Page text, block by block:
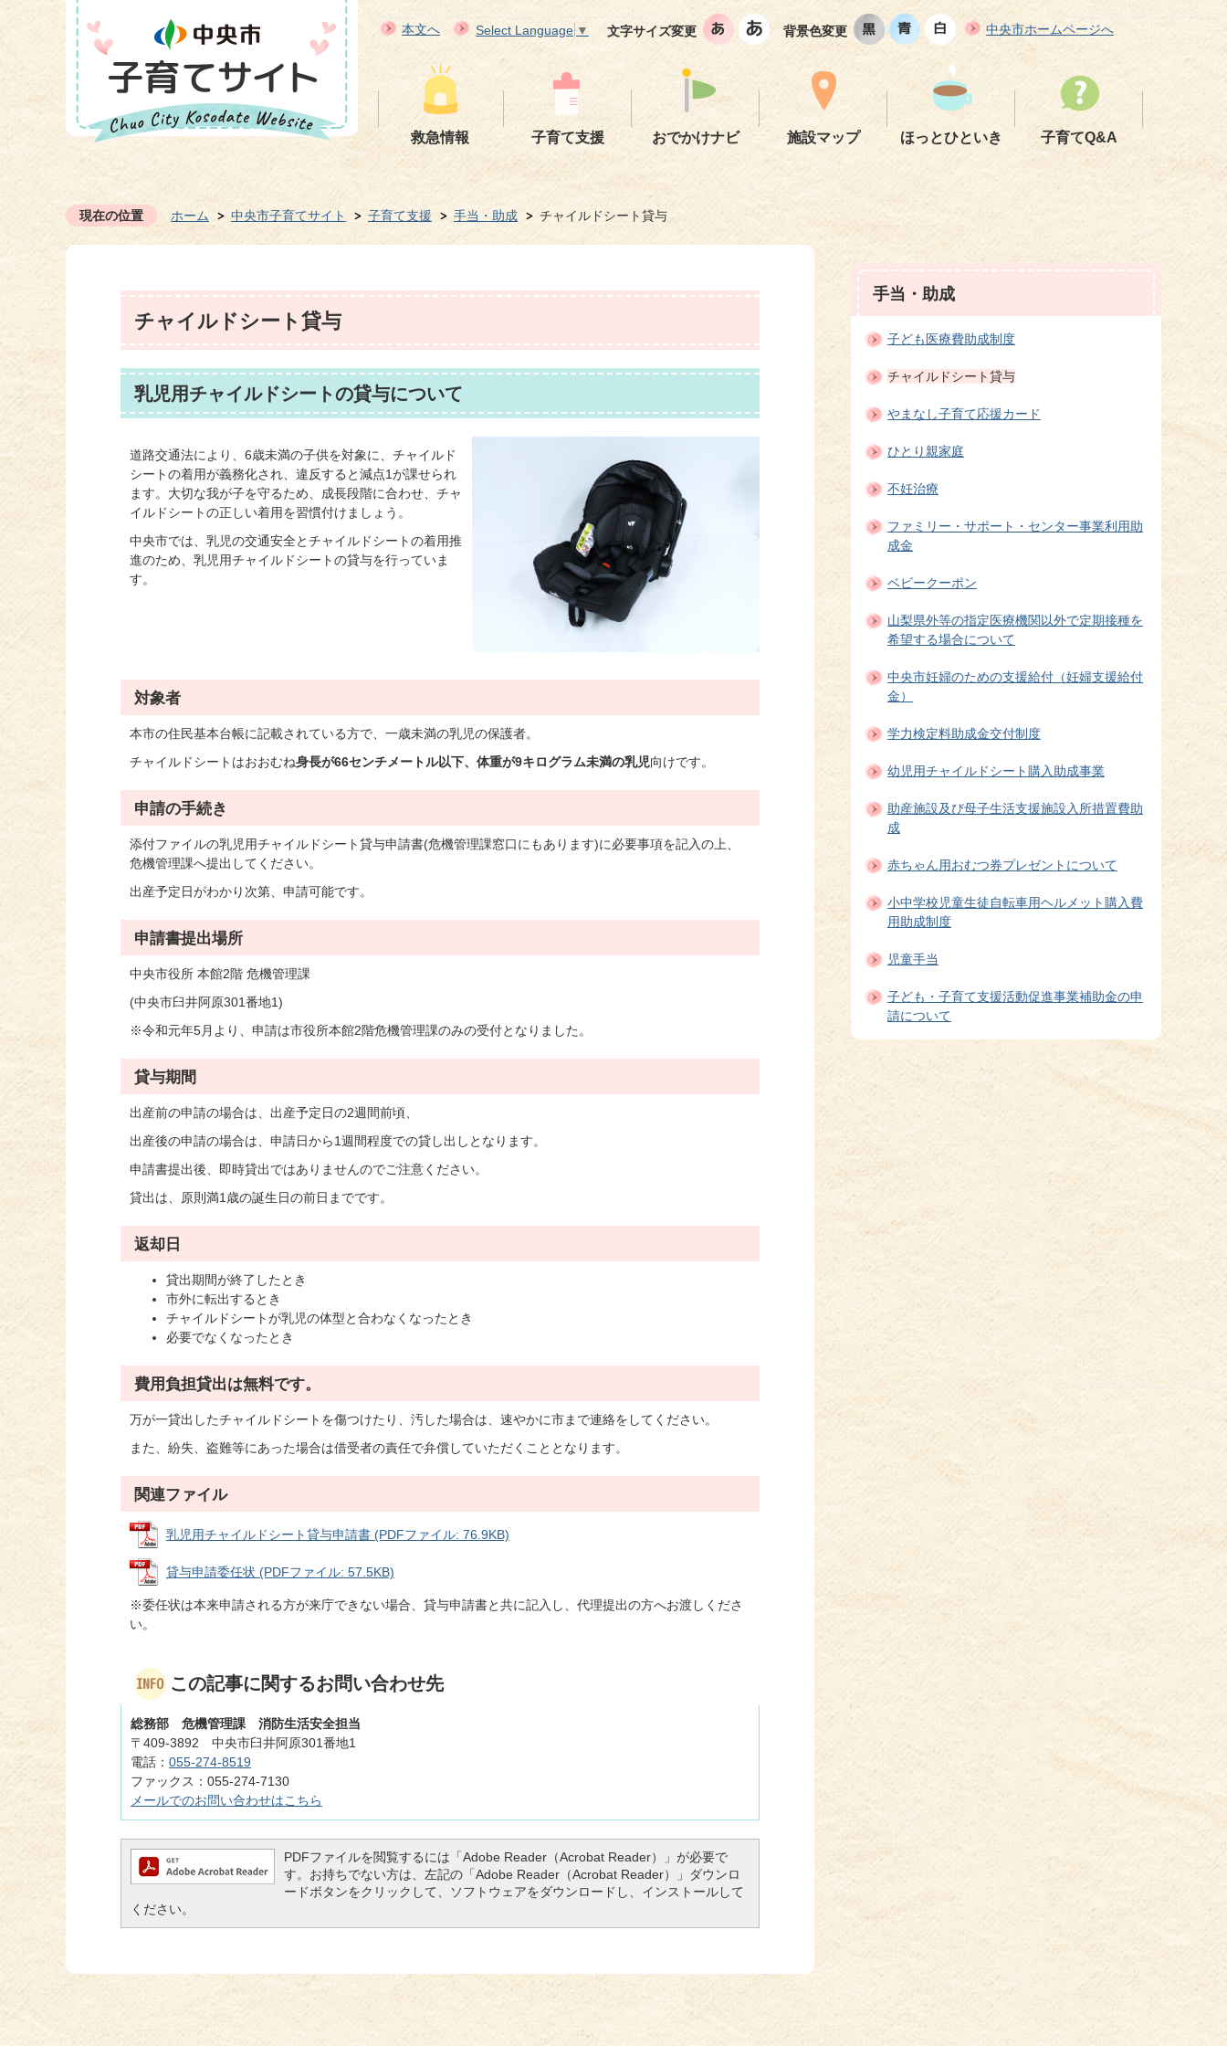
本文へ Select Language▼ 文字サイズ変更 背景色変更 中央市ホームページへ
救急情報 子育て支援 おでかけナビ 施設マップ ほっとひといき 子育てQ&A
現在の位置 ホーム 中央市子育てサイト 子育て支援 手当・助成 チャイルドシート貸与
チャイルドシート貸与
乳児用チャイルドシートの貸与について
道路交通法により、6歳未満の子供を対象に、チャイルド
シートの着用が義務化され、違反すると減点1が課せられ
ます。大切な我が子を守るため、成長段階に合わせ、チャ
イルドシートの正しい着用を習慣付けましょう。
中央市では、乳児の交通安全とチャイルドシートの着用推
進のため、乳児用チャイルドシートの貸与を行っていま
す。
対象者
本市の住民基本台帳に記載されている方で、一歳未満の乳児の保護者。
チャイルドシートはおおむね身長が66センチメートル以下、体重が9キログラム未満の乳児向けです。
申請の手続き
添付ファイルの乳児用チャイルドシート貸与申請書(危機管理課窓口にもあります)に必要事項を記入の上、
危機管理課へ提出してください。
出産予定日がわかり次第、申請可能です。
申請書提出場所
中央市役所 本館2階 危機管理課
(中央市臼井阿原301番地1)
※令和元年5月より、申請は市役所本館2階危機管理課のみの受付となりました。
貸与期間
出産前の申請の場合は、出産予定日の2週間前頃、
出産後の申請の場合は、申請日から1週間程度での貸し出しとなります。
申請書提出後、即時貸出ではありませんのでご注意ください。
貸出は、原則満1歳の誕生日の前日までです。
返却日
貸出期間が終了したとき
市外に転出するとき
チャイルドシートが乳児の体型と合わなくなったとき
必要でなくなったとき
費用負担貸出は無料です。
万が一貸出したチャイルドシートを傷つけたり、汚した場合は、速やかに市まで連絡をしてください。
また、紛失、盗難等にあった場合は借受者の責任で弁償していただくこととなります。
関連ファイル
乳児用チャイルドシート貸与申請書 (PDFファイル: 76.9KB)
貸与申請委任状 (PDFファイル: 57.5KB)
※委任状は本来申請される方が来庁できない場合、貸与申請書と共に記入し、代理提出の方へお渡しくださ
い。
この記事に関するお問い合わせ先
総務部 危機管理課 消防生活安全担当
〒409-3892 中央市臼井阿原301番地1
電話： 055-274-8519
ファックス：055-274-7130
メールでのお問い合わせはこちら
PDFファイルを閲覧するには「Adobe Reader（Acrobat Reader）」が必要で
す。お持ちでない方は、左記の「Adobe Reader（Acrobat Reader）」ダウンロ
ードボタンをクリックして、ソフトウェアをダウンロードし、インストールして
ください。
手当・助成
子ども医療費助成制度
チャイルドシート貸与
やまなし子育て応援カード
ひとり親家庭
不妊治療
ファミリー・サポート・センター事業利用助
成金
ベビークーポン
山梨県外等の指定医療機関以外で定期接種を
希望する場合について
中央市妊婦のための支援給付（妊婦支援給付
金）
学力検定料助成金交付制度
幼児用チャイルドシート購入助成事業
助産施設及び母子生活支援施設入所措置費助
成
赤ちゃん用おむつ券プレゼントについて
小中学校児童生徒自転車用ヘルメット購入費
用助成制度
児童手当
子ども・子育て支援活動促進事業補助金の申
請について